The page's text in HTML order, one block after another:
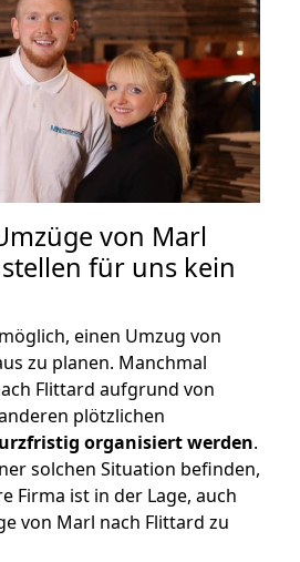
von Marl
für uns kein
einen Umzug von
zu planen. Manchmal
Flittard aufgrund von
plötzlichen
organisiert werden.
solchen Situation befinden,
Firma ist in der Lage, auch
von Marl nach Flittard zu